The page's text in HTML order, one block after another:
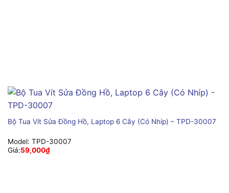
Bộ Tua Vít Sửa Đồng Hồ, Laptop 6 Cây (Có Nhíp) – TPD-30007
Model: TPD-30007
Giá:59,000₫